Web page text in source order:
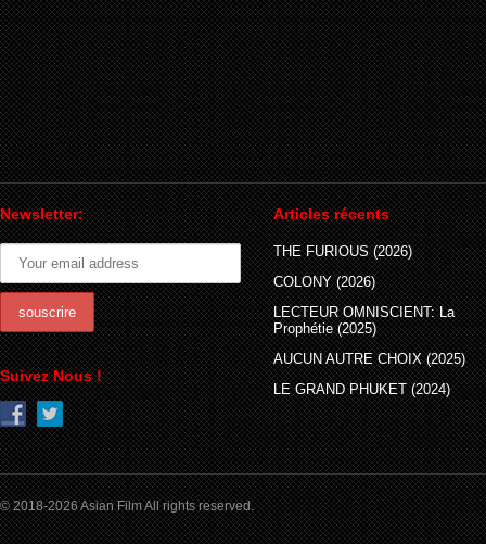
Newsletter:
Suivez Nous !
Articles récents
THE FURIOUS (2026)
COLONY (2026)
LECTEUR OMNISCIENT: La
Prophétie (2025)
AUCUN AUTRE CHOIX (2025)
LE GRAND PHUKET (2024)
© 2018-2026 Asian Film All rights reserved.